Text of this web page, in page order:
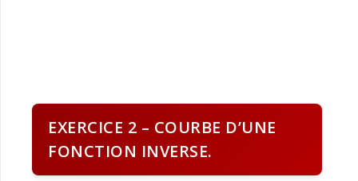
EXERCICE 2 – COURBE D’UNE
FONCTION INVERSE.